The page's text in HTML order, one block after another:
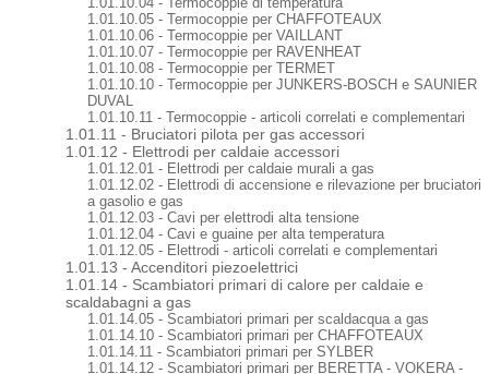
1.01.10.05 - Termocoppie per CHAFFOTEAUX
1.01.10.06 - Termocoppie per VAILLANT
1.01.10.07 - Termocoppie per RAVENHEAT
1.01.10.08 - Termocoppie per TERMET
1.01.10.10 - Termocoppie per JUNKERS-BOSCH e SAUNIER
DUVAL
1.01.10.11 - Termocoppie - articoli correlati e complementari
1.01.11 - Bruciatori pilota per gas accessori
1.01.12 - Elettrodi per caldaie accessori
1.01.12.01 - Elettrodi per caldaie murali a gas
1.01.12.02 - Elettrodi di accensione e rilevazione per bruciatori
a gasolio e gas
1.01.12.03 - Cavi per elettrodi alta tensione
1.01.12.04 - Cavi e guaine per alta temperatura
1.01.12.05 - Elettrodi - articoli correlati e complementari
1.01.13 - Accenditori piezoelettrici
1.01.14 - Scambiatori primari di calore per caldaie e
scaldabagni a gas
1.01.14.05 - Scambiatori primari per scaldacqua a gas
1.01.14.10 - Scambiatori primari per CHAFFOTEAUX
1.01.14.11 - Scambiatori primari per SYLBER
1.01.14.12 - Scambiatori primari per BERETTA - VOKERA -